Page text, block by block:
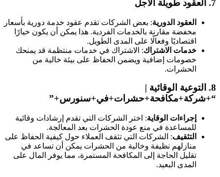
7. العقود طويلة الأجل
العقود الدورية: بعض الشركات تقدم عقود خدمة دورية بأسعار
مخفضة مقارنة بالخدمات الفردية. هذا يمكن أن يكون خيارًا
اقتصاديًا وفعالًا على المدى الطويل.
خدمات الاشتراك: الاشتراك في خدمات منتظمة قد يمنحك
خصومات إضافية ويضمن الحفاظ على بيئة خالية من
الحشرات.
8. التوعية الوقائية |
“+شركة+مكافحة+حشرات+في+سنورس+”
إجراءات الوقاية: اختر الشركات التي تقدم إرشادات وقائية
للمساعدة في منع عودة الحشرات بعد المعالجة.
التثقيف: الشركات التي تثقف العملاء حول كيفية الحفاظ على
منازلهم نظيفة وخالية من الحشرات يمكن أن تساعد في
تقليل الحاجة إلى المكافحة المستمرة، مما يوفر المال على
المدى البعيد.